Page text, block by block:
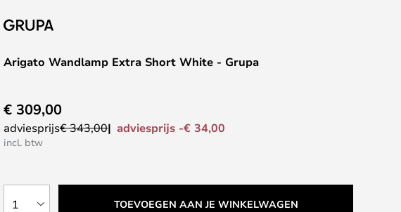
Arigato Wandlamp Extra Short White - Grupa
€ 309,00
adviesprijs€ 343,00 adviesprijs -€ 34,00
incl. btw
1 TOEVOEGEN AAN JE WINKELWAGEN